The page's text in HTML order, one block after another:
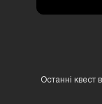
Останні квест